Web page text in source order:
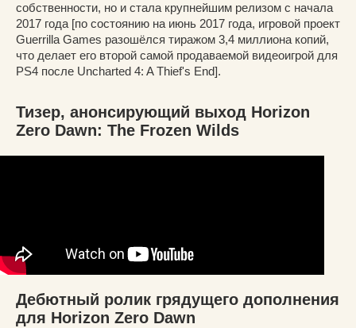
собственности, но и стала крупнейшим релизом с начала
2017 года [по состоянию на июнь 2017 года, игровой проект
Guerrilla Games разошёлся тиражом 3,4 миллиона копий,
что делает его второй самой продаваемой видеоигрой для
PS4 после Uncharted 4: A Thief's End].
Тизер, анонсирующий выход Horizon
Zero Dawn: The Frozen Wilds
Дебютный ролик грядущего дополнения
для Horizon Zero Dawn